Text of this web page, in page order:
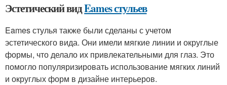
Эстетический видEames стульев
Eames стулья также были сделаны с учетом
эстетического вида. Они имели мягкие линии и округлые
формы, что делало их привлекательными для глаз. Это
помогло популяризировать использование мягких линий
и округлых форм в дизайне интерьеров.